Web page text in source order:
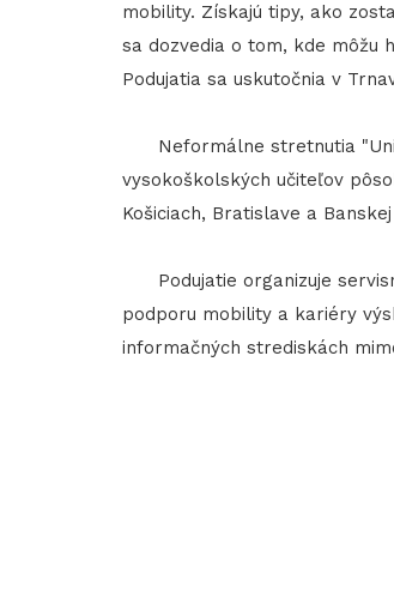
mobility. Získajú tipy, ako
sa dozvedia o tom, kde môžu
Podujatia sa uskutočnia v
Neformálne stretnutia
vysokoškolských učiteľov
Košiciach, Bratislave a
Podujatie organizuje
podporu mobility a kariéry
informačných strediskách